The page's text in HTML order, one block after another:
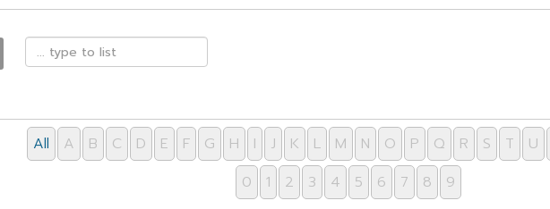
All A B C D E F G H I J K L M N O P Q R S T U
0
1 2 3 4 5 6 7 8 9